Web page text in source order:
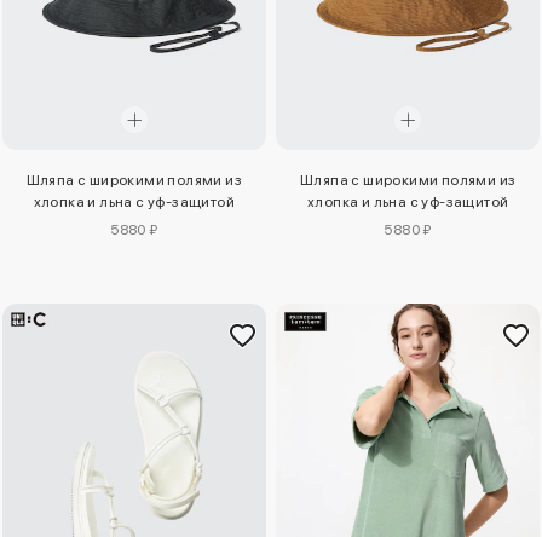
Шляпа с широкими полями из
хлопка и льна с уф-защитой
5880 ₽
Шляпа с широкими полями из
хлопка и льна с уф-защитой
5880 ₽